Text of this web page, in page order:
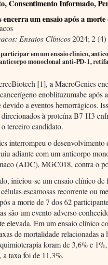
Consentimento Informado,
encerra um ensaio após a
Ensaios Clínicos2024; 2 (4)
participar em um ensaio clínico,
monoclonal anti-PD-1,
[1], a MacroGenics
enoblituzumabe após
devido a eventos hemorrágicos.
à proteína B7-H3
terceiro candidato.
interrompeu o
adiante com um anticorpo
(ADC), MGC018, contra o
iniciou-se um ensaio clínico
escamosas recorrente ou
a morte de 7 dos 62
são um evento adverso
elevada. Em um ensaio clínico
de mortalidade relacionadas a
foram de 3,6% e
a taxa foi de 11,3%.